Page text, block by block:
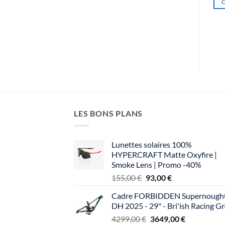
produit
LES BONS PLANS
Lunettes solaires 100%
HYPERCRAFT Matte Oxyfire |
Smoke Lens | Promo -40%
155,00€ Le
initial
était :
155,00 €.
93,00€Le
actuel
est :
93,00 €.
Cadre FORBIDDEN
DH 2025 - 29" - Bri'ish Racing
4299,00€ Le
3649,00€Le